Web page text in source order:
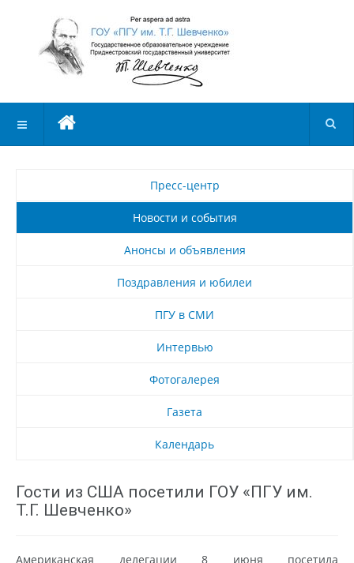
Пресс-центр
Новости и события
Анонсы и объявления
Поздравления и юбилеи
ПГУ в СМИ
Интервью
Фотогалерея
Газета
Календарь
Гости из США посетили ГОУ «ПГУ им.
Т.Г. Шевченко»
Американская делегации 8 июня посетила